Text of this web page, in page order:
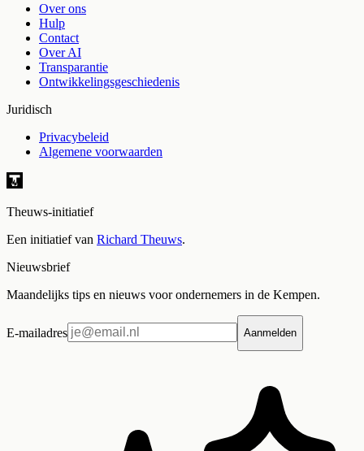
Over ons
Hulp
Contact
Over AI
Transparantie
Ontwikkelingsgeschiedenis
Juridisch
Privacybeleid
Algemene voorwaarden
Theuws-initiatief
Een initiatief van Richard Theuws.
Nieuwsbrief
Maandelijks tips en nieuws voor ondernemers in de Kempen.
E-mailadres Aanmelden